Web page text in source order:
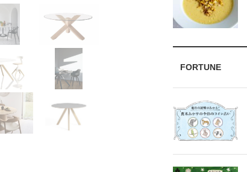
FORTUNE